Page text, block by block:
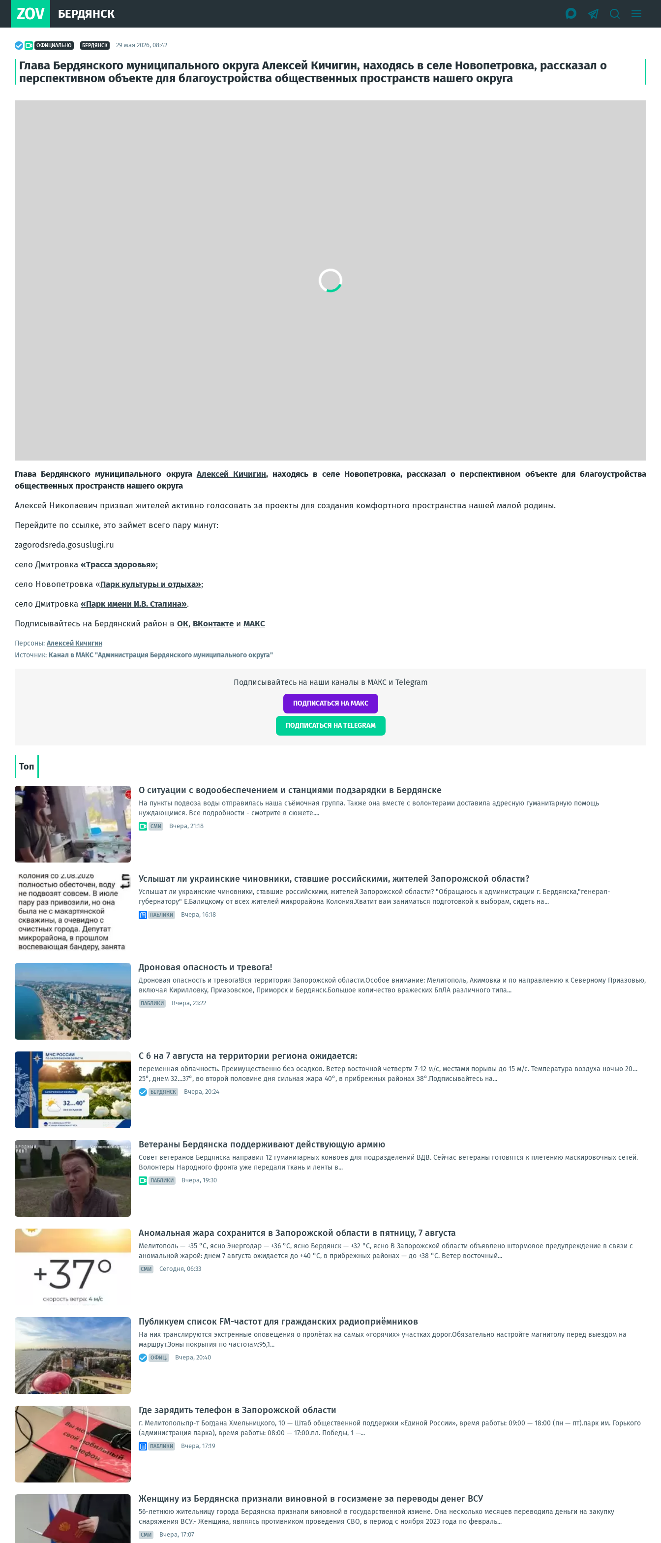
ZOV БЕРДЯНСК
ОФИЦИАЛЬНО БЕРДЯНСК 29 мая 2026, 08:42
Глава Бердянского муниципального округа Алексей Кичигин, находясь в селе Новопетровка, рассказал о
перспективном объекте для благоустройства общественных пространств нашего округа
Глава Бердянского муниципального округа Алексей Кичигин, находясь в селе Новопетровка, рассказал о перспективном объекте для благоустройства
общественных пространств нашего округа
Алексей Николаевич призвал жителей активно голосовать за проекты для создания комфортного пространства нашей малой родины.
Перейдите по ссылке, это займет всего пару минут:
zagorodsreda.gosuslugi.ru
село Дмитровка «Трасса здоровья»;
село Новопетровка «Парк культуры и отдыха»;
село Дмитровка «Парк имени И.В. Сталина».
Подписывайтесь на Бердянский район в ОК, ВКонтакте и МАКС
Персоны: Алексей Кичигин
Источник: Канал в МАКС "Администрация Бердянского муниципального округа"
Подписывайтесь на наши каналы в МАКС и Telegram
ПОДПИСАТЬСЯ НА МАКС
ПОДПИСАТЬСЯ НА TELEGRAM
Топ
О ситуации с водообеспечением и станциями подзарядки в Бердянске
На пункты подвоза воды отправилась наша съёмочная группа. Также она вместе с волонтерами доставила адресную гуманитарную помощь
нуждающимся. Все подробности - смотрите в сюжете....
СМИ Вчера, 21:18
Услышат ли украинские чиновники, ставшие российскими, жителей Запорожской области?
Услышат ли украинские чиновники, ставшие российскими, жителей Запорожской области? "Обращаюсь к администрации г. Бердянска,"генерал-
губернатору" Е.Балицкому от всех жителей микрорайона Колония.Хватит вам заниматься подготовкой к выборам, сидеть на...
ПАБЛИКИ Вчера, 16:18
Дроновая опасность и тревога!
Дроновая опасность и тревога!Вся территория Запорожской области.Особое внимание: Мелитополь, Акимовка и по направлению к Северному Приазовью,
включая Кирилловку, Приазовское, Приморск и Бердянск.Большое количество вражеских БпЛА различного типа...
ПАБЛИКИ Вчера, 23:22
С 6 на 7 августа на территории региона ожидается:
переменная облачность. Преимущественно без осадков. Ветер восточной четверти 7-12 м/с, местами порывы до 15 м/с. Температура воздуха ночью 20…
25°, днем 32…37°, во второй половине дня сильная жара 40°, в прибрежных районах 38°.Подписывайтесь на...
БЕРДЯНСК Вчера, 20:24
Ветераны Бердянска поддерживают действующую армию
Совет ветеранов Бердянска направил 12 гуманитарных конвоев для подразделений ВДВ. Сейчас ветераны готовятся к плетению маскировочных сетей.
Волонтеры Народного фронта уже передали ткань и ленты в...
ПАБЛИКИ Вчера, 19:30
Аномальная жара сохранится в Запорожской области в пятницу, 7 августа
Мелитополь — +35 °С, ясно Энергодар — +36 °С, ясно Бердянск — +32 °С, ясно В Запорожской области объявлено штормовое предупреждение в связи с
аномальной жарой: днём 7 августа ожидается до +40 °С, в прибрежных районах — до +38 °С. Ветер восточный...
СМИ Сегодня, 06:33
Публикуем список FM-частот для гражданских радиоприёмников
На них транслируются экстренные оповещения о пролётах на самых «горячих» участках дорог.Обязательно настройте магнитолу перед выездом на
маршрут.Зоны покрытия по частотам:95,1...
ОФИЦ. Вчера, 20:40
Где зарядить телефон в Запорожской области
г. Мелитополь:пр-т Богдана Хмельницкого, 10 — Штаб общественной поддержки «Единой России», время работы: 09:00 — 18:00 (пн — пт).парк им. Горького
(администрация парка), время работы: 08:00 — 17:00.пл. Победы, 1 —...
ПАБЛИКИ Вчера, 17:19
Женщину из Бердянска признали виновной в госизмене за переводы денег ВСУ
56-летнюю жительницу города Бердянска признали виновной в государственной измене. Она несколько месяцев переводила деньги на закупку
снаряжения ВСУ.- Женщина, являясь противником проведения СВО, в период с ноября 2023 года по февраль...
СМИ Вчера, 17:07